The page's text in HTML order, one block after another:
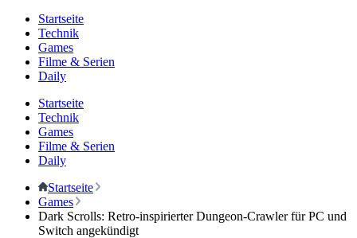
Startseite
Technik
Games
Filme & Serien
Daily
Startseite
Technik
Games
Filme & Serien
Daily
Startseite
Games
Dark Scrolls: Retro-inspirierter Dungeon-Crawler für PC und
Switch angekündigt